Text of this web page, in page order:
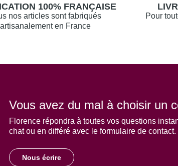
100% FRANÇAISE
nos articles sont fabriqués
artisanalement en France
Pour
Vous avez du mal à choisir un
Florence répondra à toutes vos questions
chat ou en différé avec le formulaire de contact.
Nous écrire